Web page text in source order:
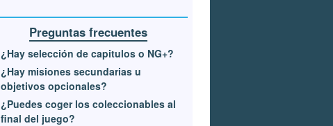
Preguntas frecuentes
¿Hay selección de capitulos o NG+?
¿Hay misiones secundarias u
objetivos opcionales?
¿Puedes coger los coleccionables al
final del juego?